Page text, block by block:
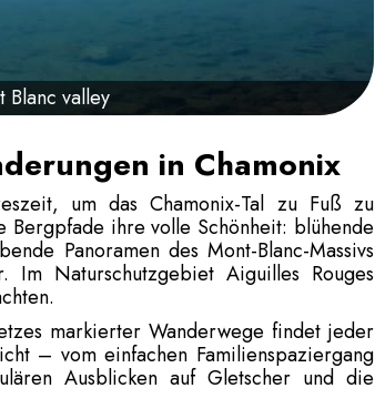
Blanc valley
in Chamonix
um das Chamonix-Tal zu Fuß zu
ihre volle Schönheit: blühende
Panoramen des Mont-Blanc-Massivs
Im Naturschutzgebiet Aiguilles Rouges
markierter Wanderwege findet jeder
– vom einfachen Familienspaziergang
Ausblicken auf Gletscher und die